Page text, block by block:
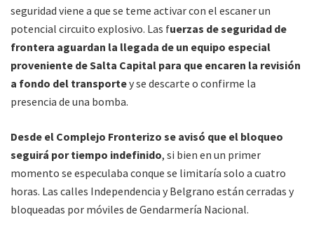
seguridad viene a que se teme activar con el escaner un
potencial circuito explosivo. Las fuerzas de seguridad de
frontera aguardan la llegada de un equipo especial
proveniente de Salta Capital para que encaren la revisión
a fondo del transportey se descarte o confirme la
presencia de una bomba.
Desde el Complejo Fronterizo se avisó que el bloqueo
seguirá por tiempo indefinido, si bien en un primer
momento se especulaba conque se limitaría solo a cuatro
horas. Las calles Independencia y Belgrano están cerradas y
bloqueadas por móviles de Gendarmería Nacional.